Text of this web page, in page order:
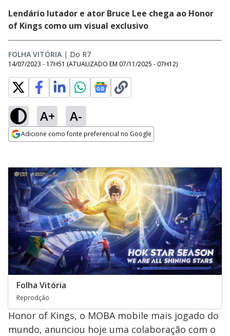
Lendário lutador e ator Bruce Lee chega ao Honor
of Kings como um visual exclusivo
FOLHA VITÓRIA | Do R7
14/07/2023 - 17H51 (ATUALIZADO EM 07/11/2025 - 07H12)
A+ A-
Adicione como fonte preferencial no Google
Folha Vitória
Reprodção
Honor of Kings, o MOBA mobile mais jogado do
mundo, anunciou hoje uma colaboração com o